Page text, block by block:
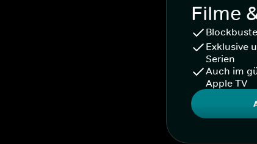
Filme
Exklusive
Serien
Auch im
Apple TV